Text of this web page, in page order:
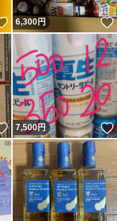
いいね！
6,300円
いいね！
7,500円